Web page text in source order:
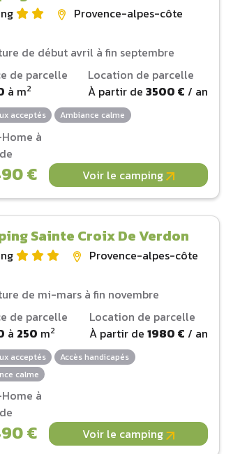
Provence-alpes-côte
de début avril à fin septembre
de parcelle
à m2
Location de parcelle
À partir de 3500 € / an
acceptés Ambiance calme
à
€ Voir le camping
Sainte Croix De Verdon
Provence-alpes-côte
de mi-mars à fin novembre
de parcelle
à 250 m2
Location de parcelle
À partir de 1980 € / an
acceptés
Accès handicapés
calme
à
€ Voir le camping